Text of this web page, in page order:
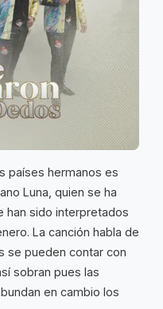
países hermanos es
Luna, quien se ha
han sido interpretados
La canción habla de
se pueden contar con
sobran pues las
en cambio los